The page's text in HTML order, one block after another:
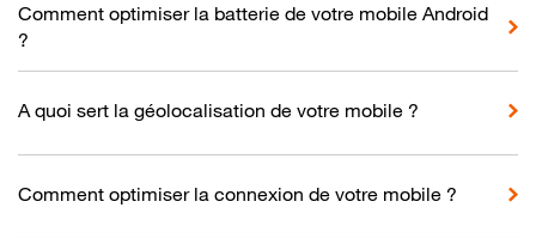
Comment optimiser la batterie de votre mobile Android
?
A quoi sert la géolocalisation de votre mobile ?
Comment optimiser la connexion de votre mobile ?